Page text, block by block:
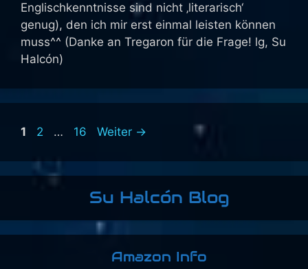
Englischkenntnisse sind nicht ‚literarisch‘
genug), den ich mir erst einmal leisten können
muss^^ (Danke an Tregaron für die Frage! lg, Su
Halcón)
Seite
1 Seite
2 … Seite
16 Weiter →
Su Halcón Blog
Amazon Info